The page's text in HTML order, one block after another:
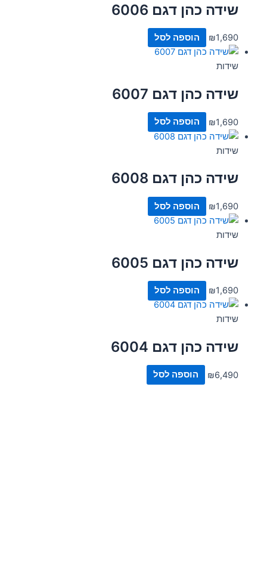
שידה כהן דגם 6006
₪1,690 הוספה לסל
שידות
שידה כהן דגם 6007
₪1,690 הוספה לסל
שידות
שידה כהן דגם 6008
₪1,690 הוספה לסל
שידות
שידה כהן דגם 6005
₪1,690 הוספה לסל
שידות
שידה כהן דגם 6004
₪6,490 הוספה לסל